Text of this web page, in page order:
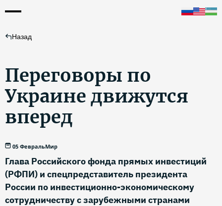
Назад
Переговоры по
Украине движутся
вперед
05 ФевральМир
Глава Российского фонда прямых инвестиций
(РФПИ) и спецпредставитель президента
России по инвестиционно-экономическому
сотрудничеству с зарубежными странами